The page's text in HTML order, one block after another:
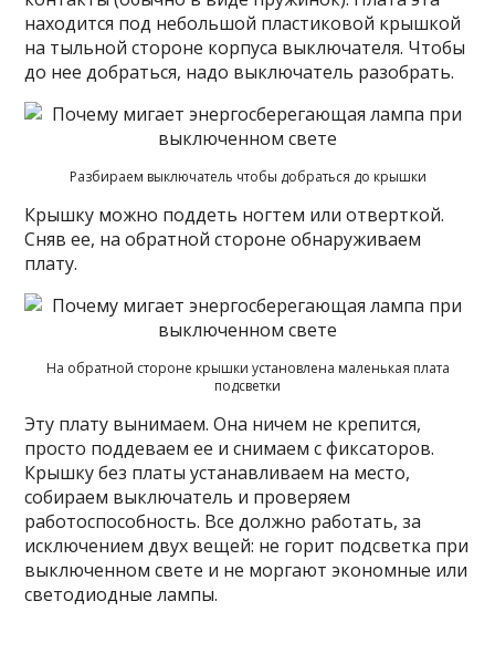
находится под небольшой пластиковой крышкой
на тыльной стороне корпуса выключателя. Чтобы
до нее добраться, надо выключатель разобрать.
Разбираем выключатель чтобы добраться до крышки
Крышку можно поддеть ногтем или отверткой.
Сняв ее, на обратной стороне обнаруживаем
плату.
На обратной стороне крышки установлена маленькая плата
подсветки
Эту плату вынимаем. Она ничем не крепится,
просто поддеваем ее и снимаем с фиксаторов.
Крышку без платы устанавливаем на место,
собираем выключатель и проверяем
работоспособность. Все должно работать, за
исключением двух вещей: не горит подсветка при
выключенном свете и не моргают экономные или
светодиодные лампы.